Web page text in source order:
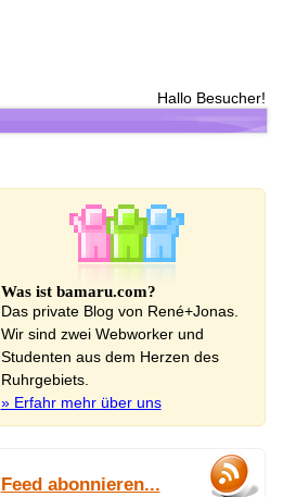
Hallo Besucher!
Was ist bamaru.com?
Das private Blog von René+Jonas.
Wir sind zwei Webworker und
Studenten aus dem Herzen des
Ruhrgebiets.
» Erfahr mehr über uns
Feed abonnieren...